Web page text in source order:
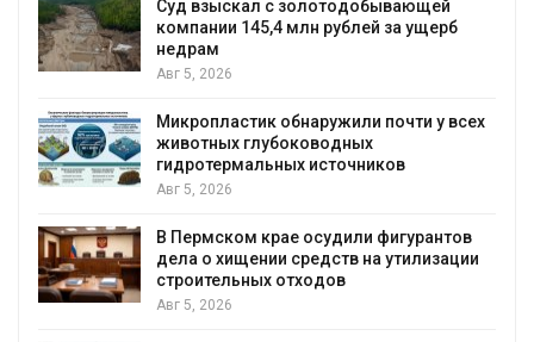
Суд взыскал с золотодобывающей
компании 145,4 млн рублей за ущерб
недрам
Авг 5, 2026
Микропластик обнаружили почти у всех
животных глубоководных
гидротермальных источников
Авг 5, 2026
В Пермском крае осудили фигурантов
дела о хищении средств на утилизации
строительных отходов
Авг 5, 2026